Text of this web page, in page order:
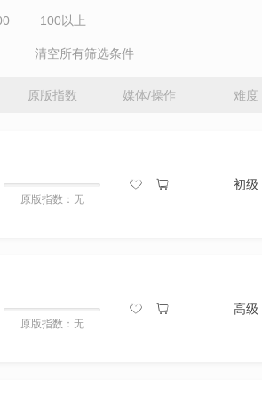
100以上
清空所有筛选条件
原版指数 媒体/操作 难度
原版指数：无
初级
原版指数：无
高级